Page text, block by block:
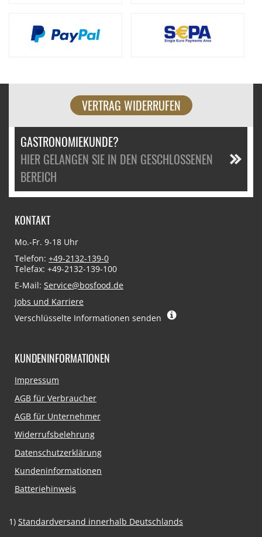
VERTRAG WIDERRUFEN
GASTRONOMIEKUNDE?
HIER GELANGEN SIE IN DEN GESCHLOSSENEN
BEREICH
KONTAKT
Mo.-Fr. 9-18 Uhr
Telefon: +49-2132-139-0
Telefax: +49-2132-139-100
E-Mail: Service@bosfood.de
Jobs und Karriere
Verschlüsselte Informationen senden
KUNDENINFORMATIONEN
Navigation
Impressum
AGB für Verbraucher
AGB für Unternehmer
Widerrufsbelehrung
Datenschutzerklärung
Kundeninformationen
Batteriehinweis
1) Standardversand innerhalb Deutschlands